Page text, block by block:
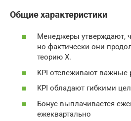
Общие характеристики
Менеджеры утверждают,
но фактически они
теорию Х.
KPI отслеживают важные
KPI обладают гибкими
Бонус выплачивается
ежеквартально